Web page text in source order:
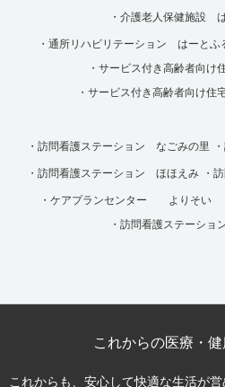
・介護老人保健施設
・通所リハビリテーション はーとふ
・サービス付き高齢者向
・サービス付き高齢者向け
・訪問看護ステーション なごみの里
・訪問看護ステーション ほほえみ ・
・ケアプランセンター よりそい
・訪問看護ステーシ
これからの医療・健
これからも、安心して快適な生活が